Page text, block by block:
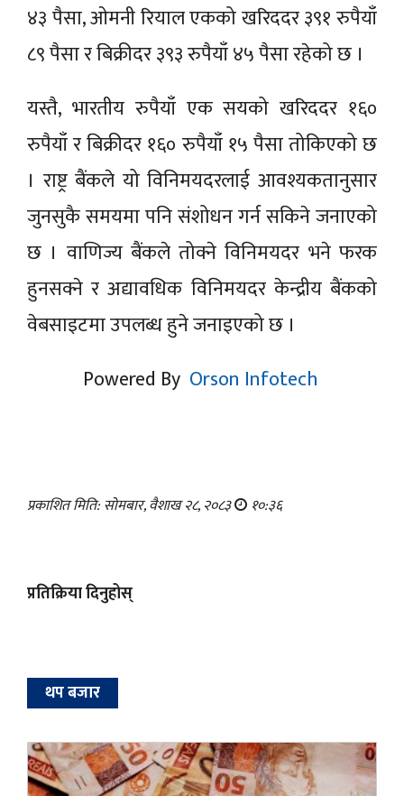
४३ पैसा, ओमनी रियाल एकको खरिददर ३९१ रुपैयाँ
८९ पैसा र बिक्रीदर ३९३ रुपैयाँ ४५ पैसा रहेको छ ।
यस्तै, भारतीय रुपैयाँ एक सयको खरिददर १६०
रुपैयाँ र बिक्रीदर १६० रुपैयाँ १५ पैसा तोकिएको छ
। राष्ट्र बैंकले यो विनिमयदरलाई आवश्यकतानुसार
जुनसुकै समयमा पनि संशोधन गर्न सकिने जनाएको
छ । वाणिज्य बैंकले तोक्ने विनिमयदर भने फरक
हुनसक्ने र अद्यावधिक विनिमयदर केन्द्रीय बैंकको
वेबसाइटमा उपलब्ध हुने जनाइएको छ ।
Powered By Orson Infotech
प्रकाशित मिति: सोमबार, वैशाख २८, २०८३ १०:३६
प्रतिक्रिया दिनुहोस्
थप बजार